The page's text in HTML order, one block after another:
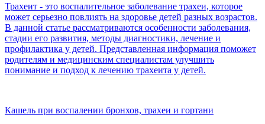
Трахеит - это воспалительное заболевание трахеи, которое
может серьезно повлиять на здоровье детей разных возрастов.
В данной статье рассматриваются особенности заболевания,
стадии его развития, методы диагностики, лечение и
профилактика у детей. Представленная информация поможет
родителям и медицинским специалистам улучшить
понимание и подход к лечению трахеита у детей.
Кашель при воспалении бронхов, трахеи и гортани